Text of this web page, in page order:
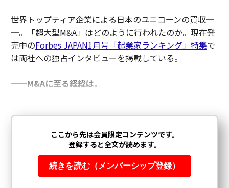
世界トップティア企業による日本のユニコーンの買収─
─。「超大型M&A」はどのように行われたのか。現在発
売中のForbes JAPAN1月号「起業家ランキング」特集で
は両社への独占インタビューを掲載している。
──M&Aに至る経緯は。